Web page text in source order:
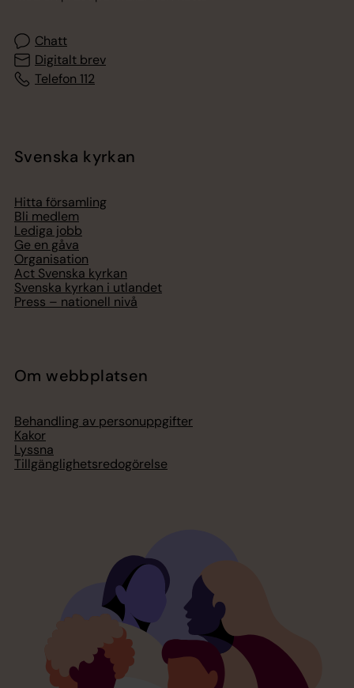
Chatt
Digitalt brev
Telefon 112
Svenska kyrkan
Hitta församling
Bli medlem
Lediga jobb
Ge en gåva
Organisation
Act Svenska kyrkan
Svenska kyrkan i utlandet
Press – nationell nivå
Om webbplatsen
Behandling av personuppgifter
Kakor
Lyssna
Tillgänglighetsredogörelse